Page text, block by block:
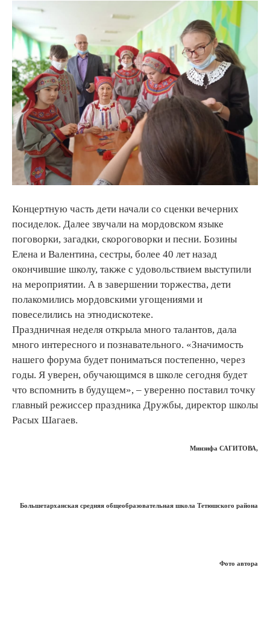
Концертную часть дети начали со сценки вечерних
посиделок. Далее звучали на мордовском языке
поговорки, загадки, скороговорки и песни. Бозины
Елена и Валентина, сестры, более 40 лет назад
окончившие школу, также с удовольствием выступили
на мероприятии. А в завершении торжества, дети
полакомились мордовскими угощениями и
повеселились на этнодискотеке.
Праздничная неделя открыла много талантов, дала
много интересного и познавательного. «Значимость
нашего форума будет пониматься постепенно, через
годы. Я уверен, обучающимся в школе сегодня будет
что вспомнить в будущем», – уверенно поставил точку
главный режиссер праздника Дружбы, директор школы
Расых Шагаев.
Минзифа САГИТОВА,
Большетарханская средняя общеобразовательная школа Тетюшского района
Фото автора